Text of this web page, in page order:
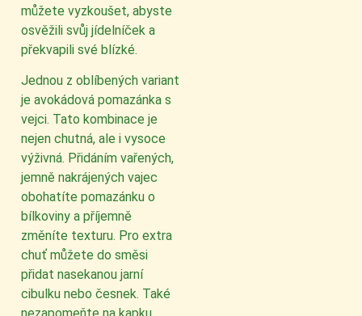
můžete vyzkoušet, abyste
osvěžili svůj jídelníček a
překvapili své blízké.
Jednou z oblíbených variant
je avokádová pomazánka s
vejci. Tato kombinace je
nejen chutná, ale i vysoce
výživná. Přidáním vařených,
jemně nakrájených vajec
obohatíte pomazánku o
bílkoviny a příjemně
změníte texturu. Pro extra
chuť můžete do směsi
přidat nasekanou jarní
cibulku nebo česnek. Také